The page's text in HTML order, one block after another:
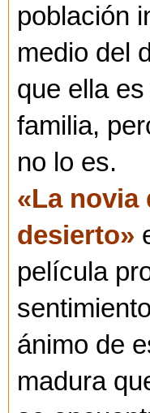
población
medio del
que ella
familia,
no lo es.
«La novia
desierto»
película
ánimo de
madura